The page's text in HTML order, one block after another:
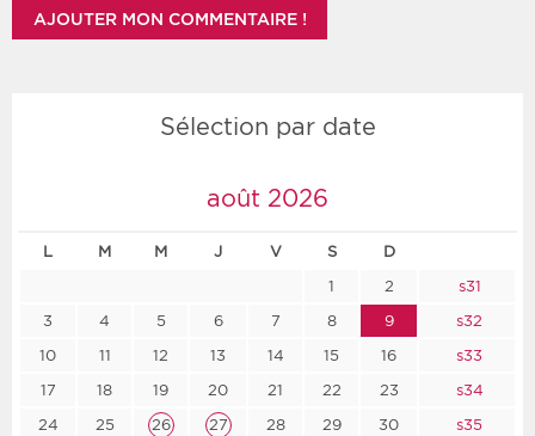
Sélection par date
août 2026
L M M J V S D
1 2
s31
3
4 5 6 7 8 9
s32
10
11 12 13 14 15 16
s33
17
18 19 20 21 22 23
s34
24
25 26 27 28 29 30
s35